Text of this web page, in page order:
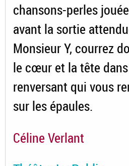
chansons-perles
avant la sortie
Monsieur Y, courrez
le cœur et la tête
renversant qui vous
sur les épaules.
Céline Verlant